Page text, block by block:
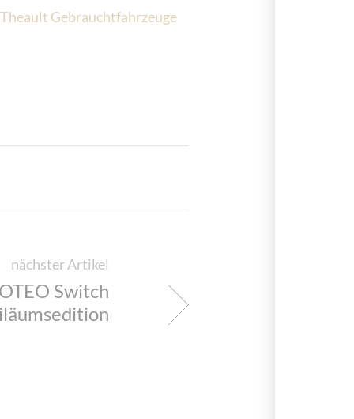
Theault Gebrauchtfahrzeuge
nächster Artikel
Switch